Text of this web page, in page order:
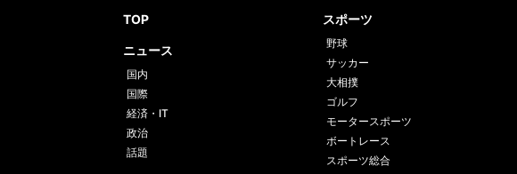
TOP
ニュース
国内
国際
経済・IT
政治
話題
スポーツ
野球
サッカー
大相撲
ゴルフ
モータースポーツ
ボートレース
スポーツ総合